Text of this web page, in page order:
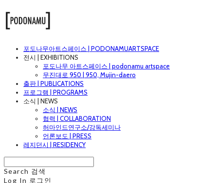
포도나무아트스페이스 | PODONAMUARTSPACE
전시 | EXHIBITIONS
포도나무 아트스페이스 | podonamu artspace
무진대로 950 | 950, Mujin-daero
출판 | PUBLICATIONS
프로그램 | PROGRAMS
소식 | NEWS
소식 | NEWS
협력 | COLLABORATION
허마인드연구소/강독세미나
언론보도 | PRESS
레지던시 | RESIDENCY
Search 검색
Log In 로그인